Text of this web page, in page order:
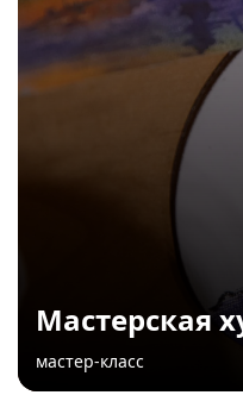
Мастерская
мастер-класс